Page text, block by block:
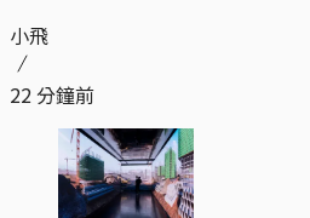
小飛
22 分鐘前